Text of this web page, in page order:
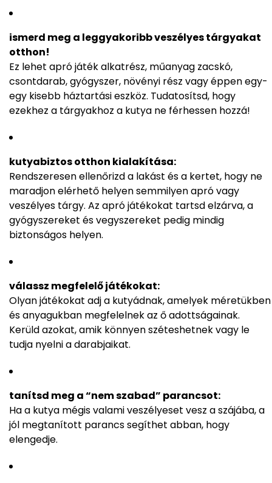
ismerd meg a leggyakoribb veszélyes tárgyakat
otthon!
Ez lehet apró játék alkatrész, műanyag zacskó,
csontdarab, gyógyszer, növényi rész vagy éppen egy-
egy kisebb háztartási eszköz. Tudatosítsd, hogy
ezekhez a tárgyakhoz a kutya ne férhessen hozzá!
kutyabiztos otthon kialakítása:
Rendszeresen ellenőrizd a lakást és a kertet, hogy ne
maradjon elérhető helyen semmilyen apró vagy
veszélyes tárgy. Az apró játékokat tartsd elzárva, a
gyógyszereket és vegyszereket pedig mindig
biztonságos helyen.
válassz megfelelő játékokat:
Olyan játékokat adj a kutyádnak, amelyek méretükben
és anyagukban megfelelnek az ő adottságainak.
Kerüld azokat, amik könnyen széteshetnek vagy le
tudja nyelni a darabjaikat.
tanítsd meg a “nem szabad” parancsot:
Ha a kutya mégis valami veszélyeset vesz a szájába, a
jól megtanított parancs segíthet abban, hogy
elengedje.